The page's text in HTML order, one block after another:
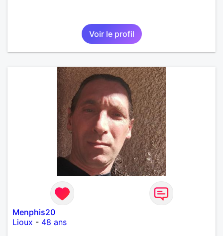
Voir le profil
Menphis20
Lioux - 48 ans